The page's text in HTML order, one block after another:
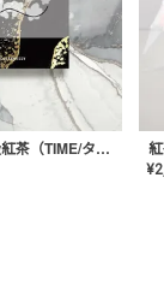
オリジナル高級紅茶（TIME/タイム）【ギフト/プチギフト/プレゼント/内祝い/結婚式/オリジナル配合/高品質/ハーブティー/茶葉/記念日/お返し/手土産/美容/おしゃれ】
¥